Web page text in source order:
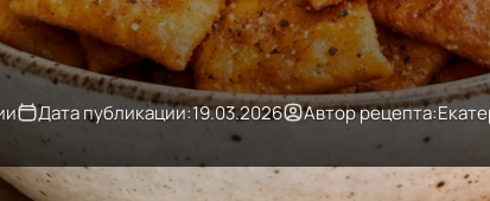
Дата публикации:19.03.2026 Автор рецепта: